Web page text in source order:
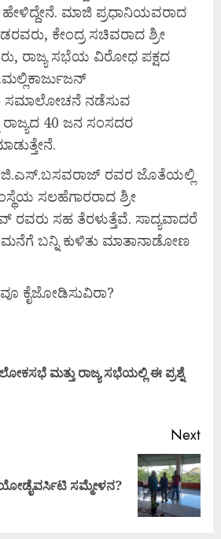
ಮಾಜಿ ಪ್ರಧಾನಿಯವರಾದ
ಕೇಂದ್ರ ಸಚಿವರಾದ ಶ್ರೀ
ರಾಜ್ಯ ಸಭೆಯ ವಿರೋಧ ಪಕ್ಷದ
ನಡೆಸುವ
40 ಜನ ಸಂಸದರ
ಜಿ.ಎಸ್.ಬಸವರಾಜ್ ರವರ ಜೊತೆಯಲ್ಲಿ
ಸಲಹೆಗಾರರಾದ ಶ್ರೀ
ಸಹ ತೆರಳುತ್ತೆವೆ. ಸಾದ್ಯವಾದರೆ
ಬನ್ನಿ ಕುಳಿತು ಮಾತಾನಾಡೋಣ
ಕೈಜೋಡಿಸುವಿರಾ?
ಮತ್ತು ರಾಜ್ಯ ಸಭೆಯಲ್ಲಿ ಈ ಪ್ರಶ್ನೆ
Next
ಸಮ್ಮೇಳನ?